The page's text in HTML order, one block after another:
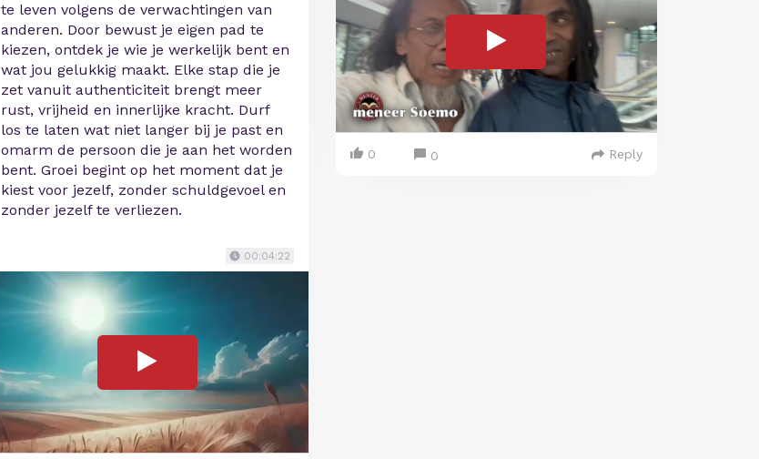
te leven volgens de verwachtingen van
anderen. Door bewust je eigen pad te
kiezen, ontdek je wie je werkelijk bent en
wat jou gelukkig maakt. Elke stap die je
zet vanuit authenticiteit brengt meer
rust, vrijheid en innerlijke kracht. Durf
los te laten wat niet langer bij je past en
omarm de persoon die je aan het worden
bent. Groei begint op het moment dat je
kiest voor jezelf, zonder schuldgevoel en
zonder jezelf te verliezen.
00:04:22
0 0 Reply